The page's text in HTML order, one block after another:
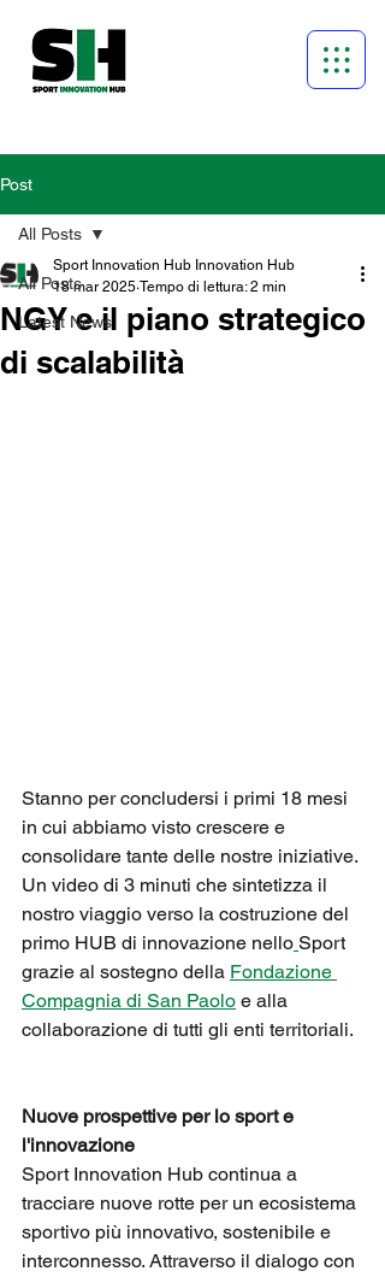
Post
All Posts
Latest News
All Posts
NGY e il piano strategico
di scalabilità
Sport Innovation Hub Innovation Hub
18 mar 2025 Tempo di lettura: 2 min
Stanno per concludersi i primi 18 mesi
in cui abbiamo visto crescere e
consolidare tante delle nostre iniziative.
Un video di 3 minuti che sintetizza il
nostro viaggio verso la costruzione del
primo HUB di innovazione nello Sport
grazie al sostegno della Fondazione
Compagnia di San Paolo e alla
collaborazione di tutti gli enti territoriali.
Nuove prospettive per lo sport e
l'innovazione
Sport Innovation Hub continua a
tracciare nuove rotte per un ecosistema
sportivo più innovativo, sostenibile e
interconnesso. Attraverso il dialogo con